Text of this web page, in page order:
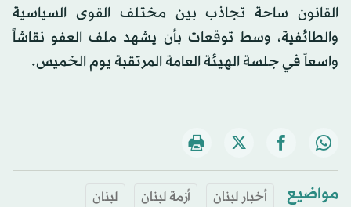
القانون ساحة تجاذب بين مختلف القوى السياسية
والطائفية، وسط توقعات بأن يشهد ملف العفو نقاشاً
واسعاً في جلسة الهيئة العامة المرتقبة يوم الخميس.
مواضيع أخبار لبنان أزمة لبنان لبنان